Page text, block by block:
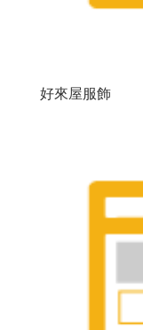
好來屋服飾